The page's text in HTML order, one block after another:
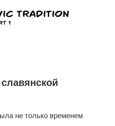
не только временем